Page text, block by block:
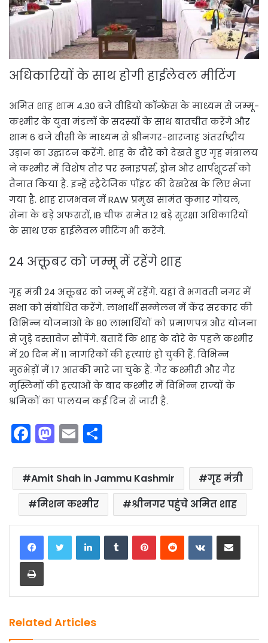
अधिकारियों के साथ होगी हाईलेवल मीटिंग
अमित शाह शाम 4.30 बजे वीडियो कॉन्फ्रेंस के माध्यम से जम्मू-
कश्मीर के युवा मंडलों के सदस्यों के साथ बातचीत करेंगे और
शाम 6 बजे वीसी के माध्यम से श्रीनगर-शारजाह अंतर्राष्ट्रीय
उड़ान का उद्घाटन करेंगे. शाह के दौरे को देखते हुए गृह मंत्रालय
ने कश्मीर में विशेष तौर पर स्नाइपर्स, ड्रोन और शार्पशूटर्स को
तैनात किया है. इन्हें स्ट्रैटेजिक पॉइंट की देखरेख के लिए भेजा
गया है. शाह राजभवन में RAW प्रमुख सामंत कुमार गोयल,
सेना के बड़े अफसरों, IB चीफ समेत 12 बड़े सुरक्षा अधिकारियों
के साथ एक हाईलेवल मीटिंग भी करेंगे.
24 अक्तूबर को जम्मू में रहेंगे शाह
गृह मंत्री 24 अक्तूबर को जम्मू में रहेंगे. यहां वे भगवती नगर में
सभा को संबोधित करेंगे. लाभार्थी सम्मेलन में केंद्र सरकार की
विभिन्न योजनाओं के 80 लाभार्थियों को प्रमाणपत्र और योजना
से जुड़े दस्तावेज सौंपेंगे. बतादें कि शाह के दोरे के पहले कश्मीर
में 20 दिन में 11 नागरिकों की हत्याएं हो चुकी हैं. विभिन्न
मुठभेड़ों में 17 आतंकी मारे जा चुके हैं. गैर कश्मीरी और गैर
मुस्लिमों की हत्याओं के बाद कश्मीर में विभिन्न राज्यों के
श्रमिकों का पालयन कई दिन से जारी है.
F
c
e
b
o
o
k
M
st
o
d
o
n
E
ai
l
ar
e
Amit Shah in Jammu Kashmir
गृह मंत्री
मिशन कश्मीर
श्रीनगर पहुंचे अमित शाह
LinkedInTumblrPinterestReddit VKontakteShare via Email
Print
Related Articles